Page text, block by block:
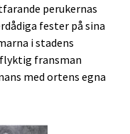
perukernas
fester på sina
i stadens
fransman
med ortens egna